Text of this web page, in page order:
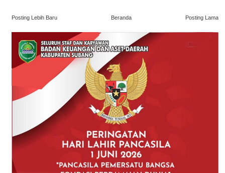
Posting Lebih Baru Posting Lama
Beranda